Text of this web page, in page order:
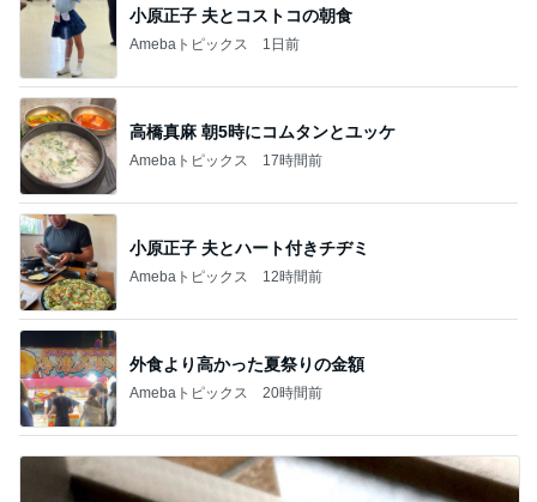
小原正子 夫とコストコの朝食
Amebaトピックス 1日前
高橋真麻 朝5時にコムタンとユッケ
Amebaトピックス 17時間前
小原正子 夫とハート付きチヂミ
Amebaトピックス 12時間前
外食より高かった夏祭りの金額
Amebaトピックス 20時間前